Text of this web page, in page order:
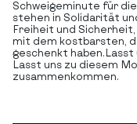
Schweigeminute für
stehen in Solidarität
Freiheit und
mit dem kostbarsten,
geschenkt haben.Lasst
Lasst uns zu diesem
zusammenkommen.